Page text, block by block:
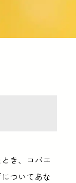
き、コバエ
ついてあな